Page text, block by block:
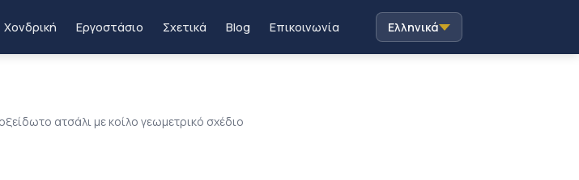
Χονδρική Εργοστάσιο Σχετικά Blog Επικοινωνία Ελληνικά
ατσάλι με κοίλο γεωμετρικό σχέδιο